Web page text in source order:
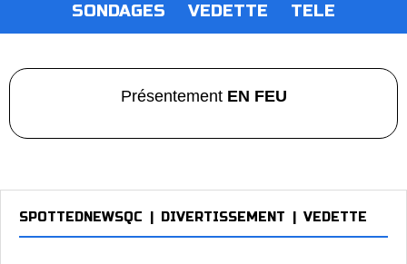
SONDAGES VEDETTE TELE
Présentement EN FEU
SPOTTEDNEWSQC DIVERTISSEMENT VEDETTE